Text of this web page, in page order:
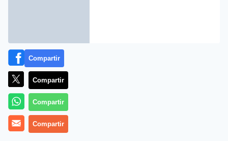
Es uno de los actores más reconocidos en el mundo
Compartir
Compartir
Compartir
Compartir